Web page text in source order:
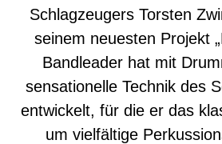
Schlagzeugers Torsten
seinem neuesten Projekt
Bandleader hat mit
sensationelle Technik des
entwickelt, für die er das
um vielfältige